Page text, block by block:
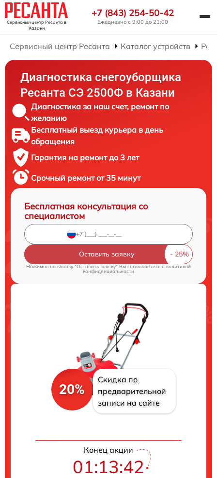
Сервисный центр Ресанта в
Казани
+7 (843) 254-50-42
Ежедневно с 9:00 до 21:00
Сервисный центр Ресанта Каталог устройств
Диагностика снегоуборщика
Ресанта СЭ 2500Ф в Казани
Диагностика за наш счет, ремонт по
желанию
Бесплатный выезд курьера в день
обращения
Гарантия на ремонт до 3 лет
Срочный ремонт от 35 минут
Бесплатная консультация со
специалистом
Оставить заявку
Нажимая на кнопку "Оставить заявку" Вы соглашаетесь cполитикой
конфиденциальности
20%
Скидка по
предварительной
записи на сайте
Конец акции
01:13:42